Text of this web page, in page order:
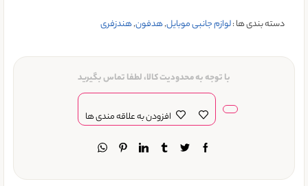
دسته بندی ها :لوازم جانبی موبایل,هدفون,هندزفری
با توجه به محدودیت کالا، لطفا تماس بگیرید
افزودن به علاقه مندی ها